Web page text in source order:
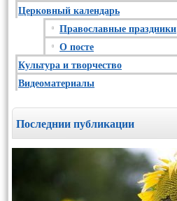
Церковный календарь
Православные праздники
О посте
Культура и творчество
Видеоматериалы
Последнии публикации